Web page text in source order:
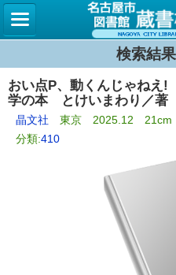
検索結
おい点P、動くんじゃねえ
学の本 とけいまわり／著
晶文社 東京 2025.12
分類:410